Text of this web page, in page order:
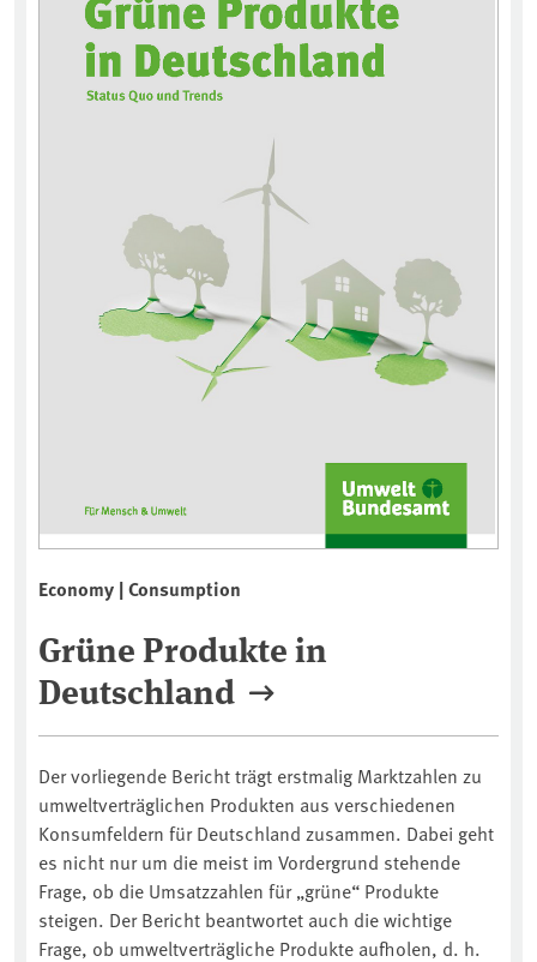
Economy | Consumption
Grüne Produkte in
Deutschland
Der vorliegende Bericht trägt erstmalig Marktzahlen zu
umweltverträglichen Produkten aus verschiedenen
Konsumfeldern für Deutschland zusammen. Dabei geht
es nicht nur um die meist im Vordergrund stehende
Frage, ob die Umsatzzahlen für „grüne“ Produkte
steigen. Der Bericht beantwortet auch die wichtige
Frage, ob umweltverträgliche Produkte aufholen, d. h.